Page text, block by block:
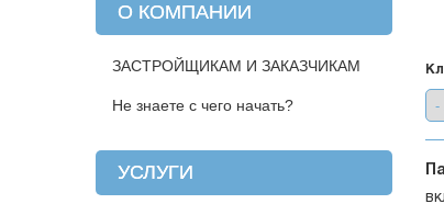
О КОМПАНИИ
ЗАСТРОЙЩИКАМ И ЗАКАЗЧИКАМ
Не знаете с чего начать?
УСЛУГИ